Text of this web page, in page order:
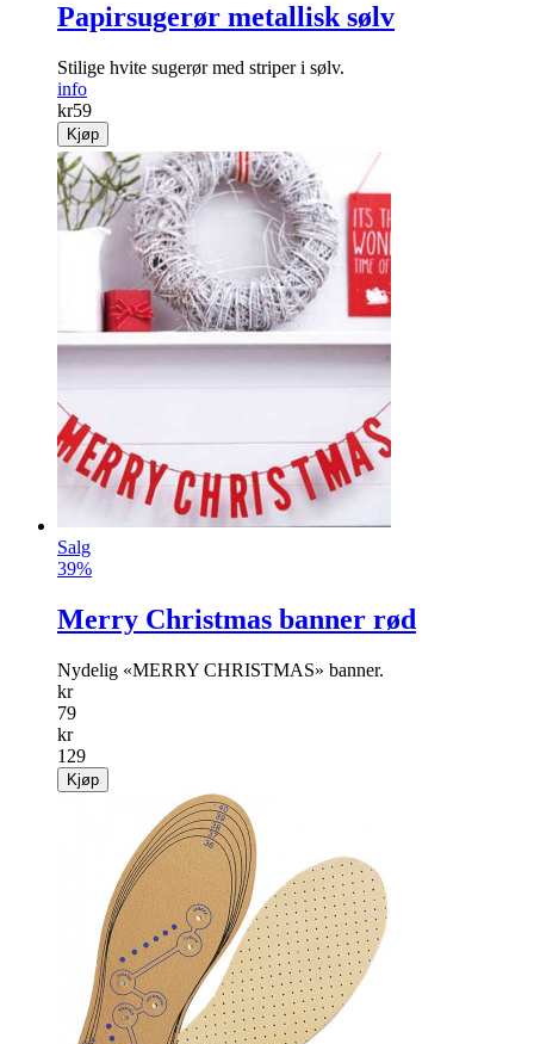
Papirsugerør metallisk sølv
Stilige hvite sugerør med striper i sølv.
info
kr59
Kjøp
Salg
39%
Merry Christmas banner rød
Nydelig «MERRY CHRISTMAS» banner.
kr
79
kr
129
Kjøp